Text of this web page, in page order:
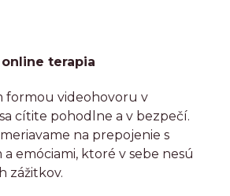
terapia
formou videohovoru v
cítite pohodlne a v bezpečí.
na prepojenie s
emóciami, ktoré v sebe nesú
zážitkov.